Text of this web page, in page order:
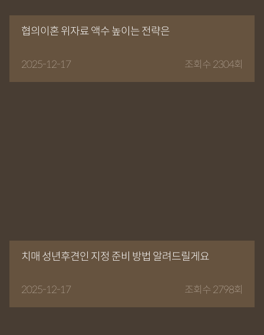
협의이혼 위자료 액수 높이는 전략은
2025-12-17 조회수 2304회
치매 성년후견인 지정 준비 방법 알려드릴게요
2025-12-17 조회수 2798회